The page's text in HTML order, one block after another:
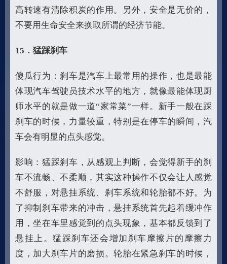
高转速有清除积炭的作用。另外，安全是无价的，
不要用生命安全来换取所谓的经济节能。
15 ．猛踩刹车
傻瓜行为：刹车是汽车上最常用的操作，也是最能
体现汽车驾驶员技术水平的地方，就像最能体现厨
师水平的就是做一道“家常菜”一样。新手一般在踩
刹车的时候，力量较重，特别是在停车的瞬间，汽
车会有明显的点头感觉。
影响：猛踩刹车，从感观上判断，会觉得新手的刹
车不流畅、不柔顺，其实这种操作不仅会让人感觉
不舒服，对悬挂系统、刹车系统和轮胎都不好。为
了抑制刹车带来的冲击，悬挂系统首先起着缓冲作
用，坐在车里感觉到的点头现象，基本都反馈到了
悬挂上。猛踩刹车还会增加刹车摩擦片的摩擦力
度，加大刹车片的磨损。轮胎在紧急刹车的时候，